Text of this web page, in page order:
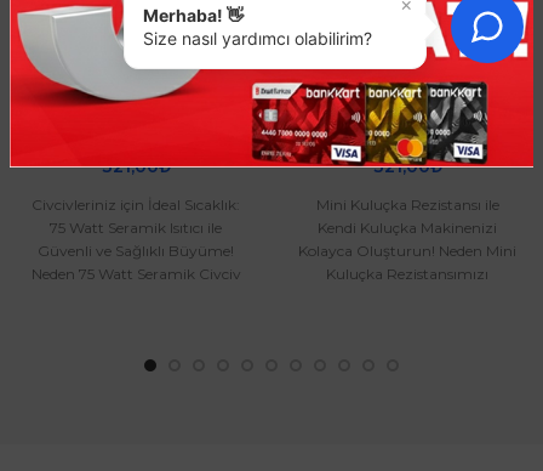
321,00₺
Civcivleriniz için İdeal Sıcaklık:
75 Watt Seramik Isıtıcı ile
Güvenli ve Sağlıklı Büyüme!
Neden 75 Watt Seramik Civciv
Mini Kuluçka Rezistans
321,00₺
Mini Kuluçka Rezistansı ile
Kendi Kuluçka Makinenizi
Kolayca Oluşturun! Neden Mini
Kuluçka Rezistansımızı
Merhaba! 👋
Size nasıl yardımcı olabilirim?